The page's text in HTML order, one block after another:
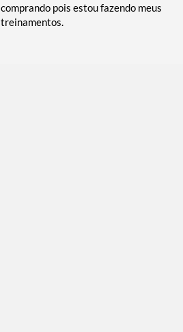
comprando pois estou fazendo meus
treinamentos.